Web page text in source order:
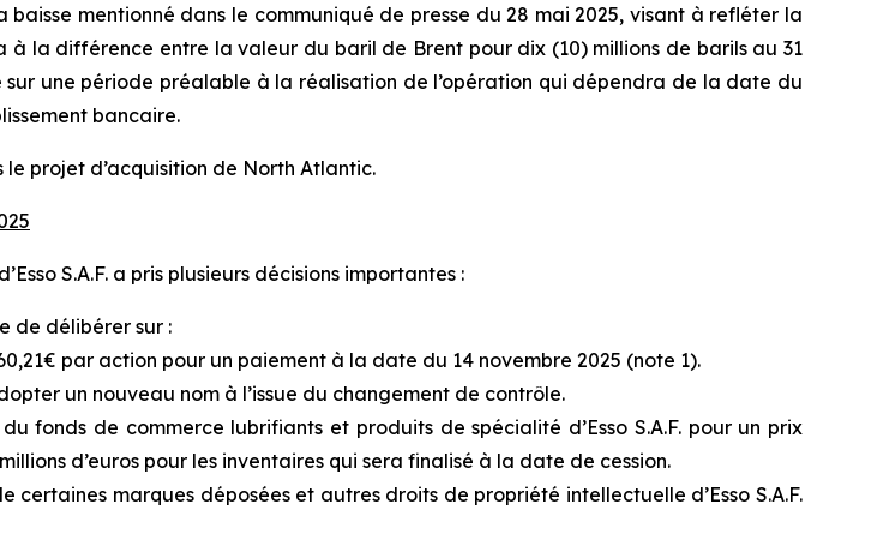
mentionné dans le communiqué de presse du 28 mai 2025, visant à refléter la
à la différence entre la valeur du baril de Brent pour dix (10) millions de barils au 31
une période préalable à la réalisation de l’opération qui dépendra de la date du
bancaire.
projet d’acquisition de North Atlantic.
S.A.F. a pris plusieurs décisions importantes :
de délibérer sur :
par action pour un paiement à la date du 14 novembre 2025 (note 1).
un nouveau nom à l’issue du changement de contrôle.
fonds de commerce lubrifiants et produits de spécialité d’Esso S.A.F. pour un prix
d’euros pour les inventaires qui sera finalisé à la date de cession.
marques déposées et autres droits de propriété intellectuelle d’Esso S.A.F.